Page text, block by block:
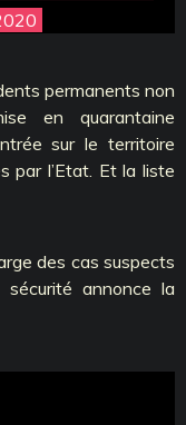
permanents non
en quarantaine
sur le territoire
par l’Etat. Et la liste
des cas suspects
annonce la